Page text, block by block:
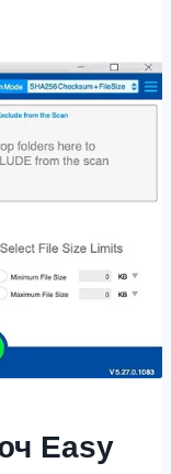
Easy